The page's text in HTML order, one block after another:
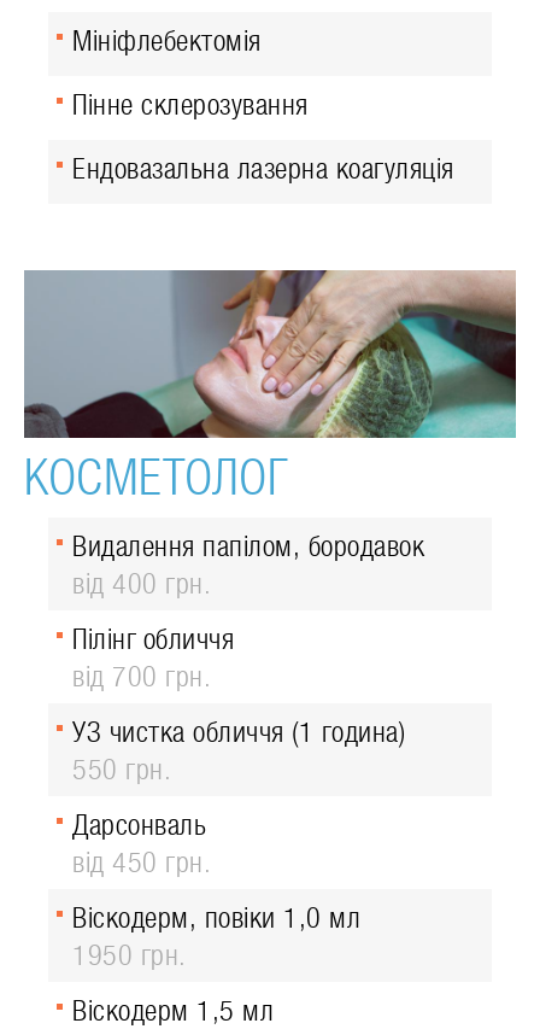
Мініфлебектомія
Пінне склерозування
Ендовазальна лазерна коагуляція
КОСМЕТОЛОГ
Видалення папілом, бородавок
від 400 грн.
Пілінг обличчя
від 700 грн.
УЗ чистка обличчя (1 година)
550 грн.
Дарсонваль
від 450 грн.
Віскодерм, повіки 1,0 мл
1950 грн.
Віскодерм 1,5 мл